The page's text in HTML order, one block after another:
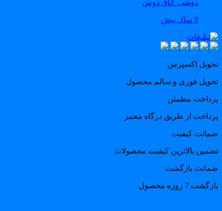
دوشی_اتاق دوش
اکسپرس
فوری و سالم محصول
مطمئن
از طریق درگاه معتبر
کیفیت
بالاترین کیفیت محصولات
بازگشت
7 روزه محصول